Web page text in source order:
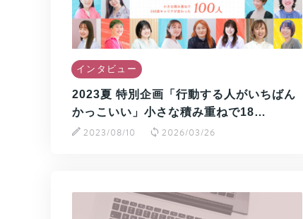
インタビュー
2023夏 特別企画「行動する人がいちばん
かっこいい」小さな積み重ねで18…
2023/08/10 2026/03/26